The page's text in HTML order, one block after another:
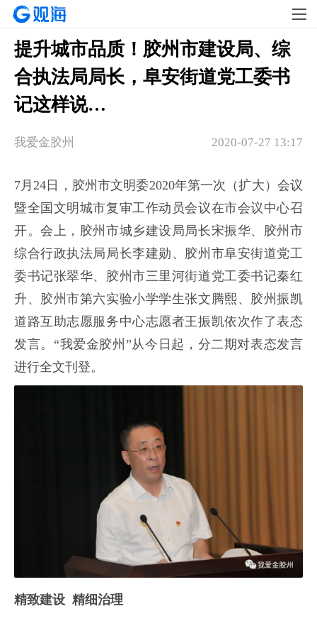
提升城市品质！胶州市建设局、综
合执法局局长，阜安街道党工委书
记这样说…
2020-07-27 13:17
我爱金胶州
7月24日，胶州市文明委2020年第一次（扩大）会议
暨全国文明城市复审工作动员会议在市会议中心召
开。会上，胶州市城乡建设局局长宋振华、胶州市
综合行政执法局局长李建勋、胶州市阜安街道党工
委书记张翠华、胶州市三里河街道党工委书记秦红
升、胶州市第六实验小学学生张文腾熙、胶州振凯
道路互助志愿服务中心志愿者王振凯依次作了表态
发言。“我爱金胶州”从今日起，分二期对表态发言
进行全文刊登。
精致建设 精细治理